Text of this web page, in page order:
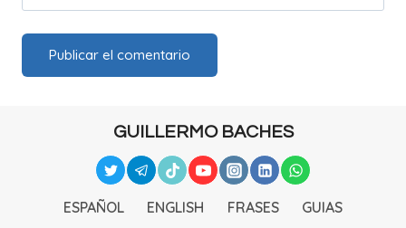
GUILLERMO BACHES
ESPAÑOL ENGLISH FRASES GUIAS